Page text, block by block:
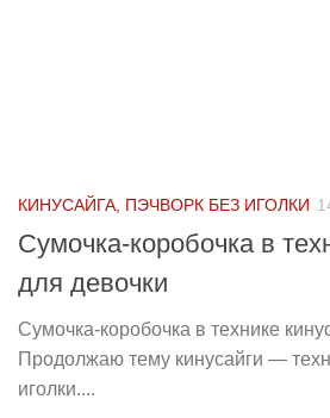
КИНУСАЙГА, ПЭЧВОРК БЕЗ ИГОЛКИ
Сумочка-коробочка в
для девочки
Сумочка-коробочка в технике
Продолжаю тему кинусайги —
иголки....